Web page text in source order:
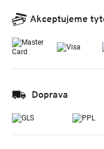
Akceptujeme
Doprava